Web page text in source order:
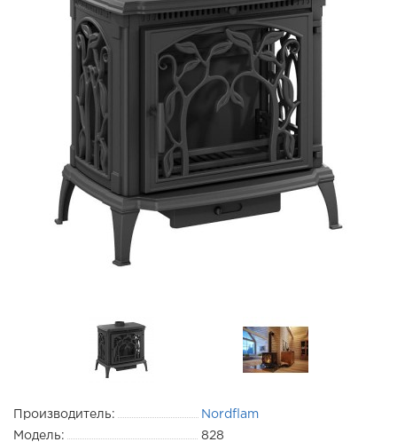
Производитель:
Nordflam
Модель:
828